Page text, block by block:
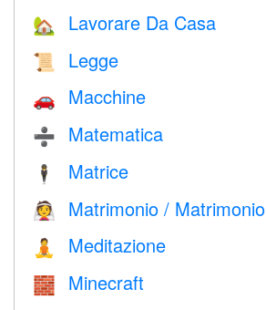
🏡 Lavorare Da Casa
📜 Legge
🚗 Macchine
➗ Matematica
🕴️ Matrice
👰 Matrimonio / Matrimonio
🧘 Meditazione
🧱 Minecraft